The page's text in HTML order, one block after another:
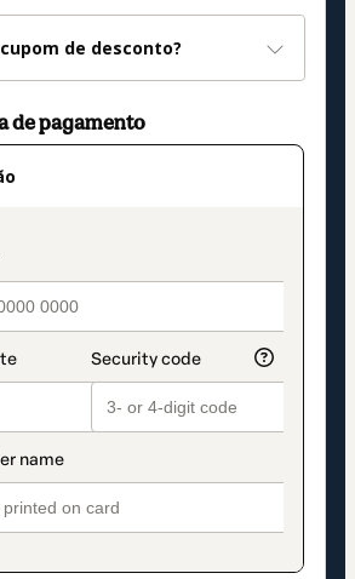
de desconto?
de pagamento